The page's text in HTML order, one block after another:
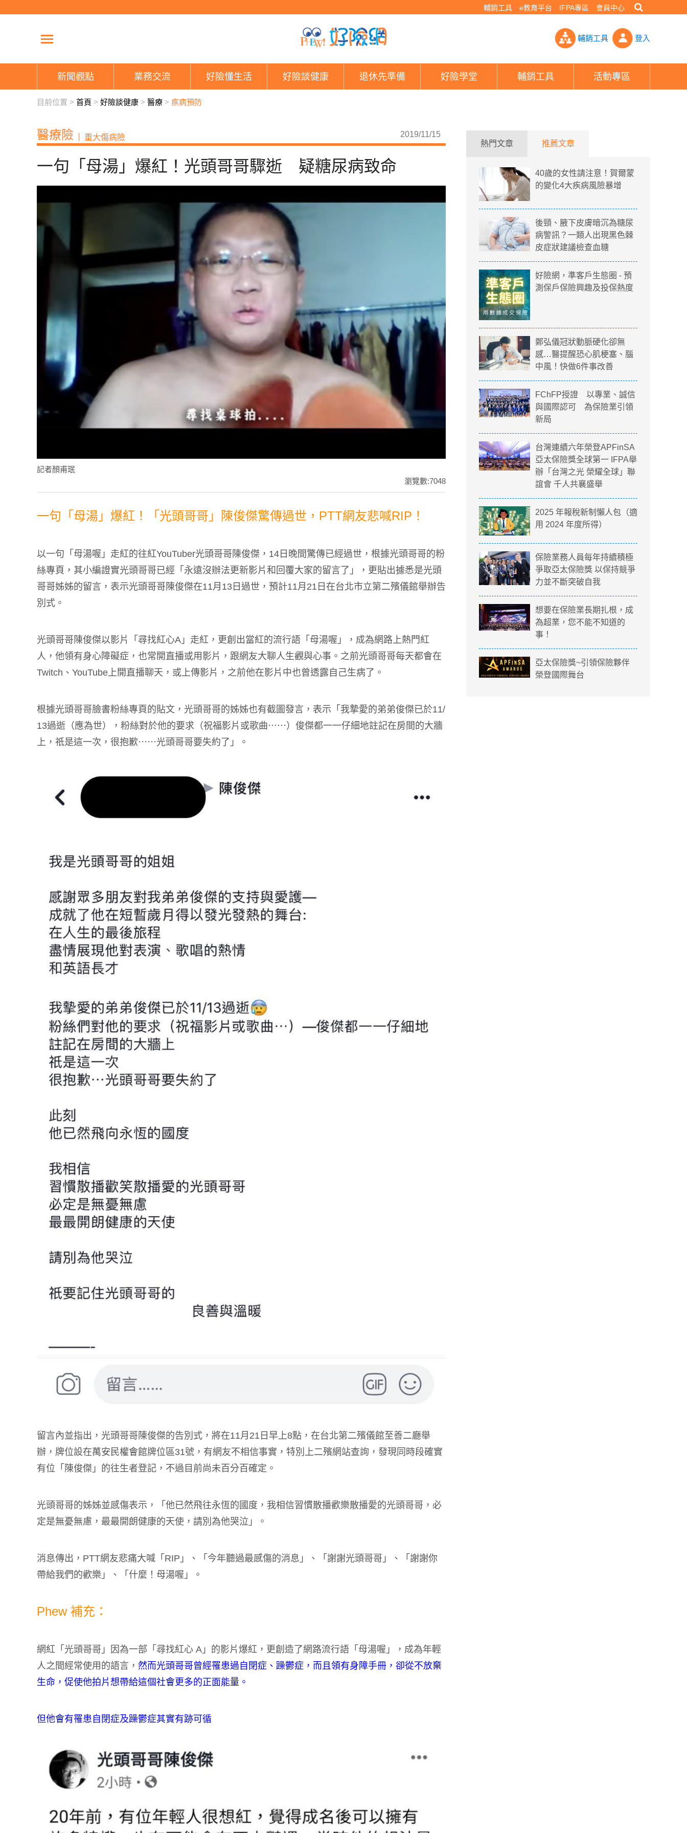
輔銷工具 e教育平台 IFPA專區 會員中心
一句「母湯」爆紅！光頭哥哥驟逝 疑糖尿病致命- PHEW!好險網
輔銷工具 登入
新聞觀點 業務交流 好險懂生活 好險談健康 退休先準備 好險學堂 輔銷工具 活動專區
目前位置 > 首頁 > 好險談健康 > 醫療 > 疾病預防
醫療險 重大傷病險 2019/11/15
一句「母湯」爆紅！光頭哥哥驟逝 疑糖尿病致命
記者顏甫珉
瀏覽數:7048
一句「母湯」爆紅！「光頭哥哥」陳俊傑驚傳過世，PTT網友悲喊RIP！
以一句「母湯喔」走紅的往紅YouTuber光頭哥哥陳俊傑，14日晚間驚傳已經過世，根據光頭哥哥的粉
絲專頁，其小編證實光頭哥哥已經「永遠沒辦法更新影片和回覆大家的留言了」，更貼出據悉是光頭
哥哥姊姊的留言，表示光頭哥哥陳俊傑在11月13日過世，預計11月21日在台北市立第二殯儀館舉辦告
別式。
光頭哥哥陳俊傑以影片「尋找紅心A」走紅，更創出當紅的流行語「母湯喔」，成為網路上熱門紅
人，他領有身心障礙症，也常開直播或用影片，跟網友大聊人生觀與心事。之前光頭哥哥每天都會在
Twitch、YouTube上開直播聊天，或上傳影片，之前他在影片中也曾透露自己生病了。
根據光頭哥哥臉書粉絲專頁的貼文，光頭哥哥的姊姊也有截圖發言，表示「我摯愛的弟弟俊傑已於11/
13過逝（應為世），粉絲對於他的要求（祝福影片或歌曲⋯⋯）俊傑都一一仔細地註記在房間的大牆
上，祇是這一次，很抱歉⋯⋯光頭哥哥要失約了」。
留言內並指出，光頭哥哥陳俊傑的告別式，將在11月21日早上8點，在台北第二殯儀館至善二廳舉
辦，牌位設在萬安民權會館牌位區31號，有網友不相信事實，特別上二殯網站查詢，發現同時段確實
有位「陳俊傑」的往生者登記，不過目前尚未百分百確定。
光頭哥哥的姊姊並感傷表示，「他已然飛往永恆的國度，我相信習慣散播歡樂散播愛的光頭哥哥，必
定是無憂無慮，最最開朗健康的天使，請別為他哭泣」。
消息傳出，PTT網友悲痛大喊「RIP」、「今年聽過最感傷的消息」、「謝謝光頭哥哥」、「謝謝你
帶給我們的歡樂」、「什麼！母湯喔」。
Phew 補充：
網紅「光頭哥哥」因為一部「尋找紅心 A」的影片爆紅，更創造了網路流行語「母湯喔」，成為年輕
人之間經常使用的語言， 然而光頭哥哥曾經罹患過自閉症、躁鬱症，而且領有身障手冊，卻從不放棄
生命，促使他拍片想帶給這個社會更多的正面能量。
但他會有罹患自閉症及躁鬱症其實有跡可循
熱門文章 推薦文章
40歲的女性請注意！賀爾蒙
的變化4大疾病風險暴增
後頸、腋下皮膚暗沉為糖尿
病警訊？一類人出現黑色棘
皮症狀建議檢查血糖
好險網，準客戶生態圈 - 預
測保戶保險興趣及投保熱度
鄭弘儀冠狀動脈硬化卻無
感…醫提醒恐心肌梗塞、腦
中風！快做6件事改善
FChFP授證 以專業、誠信
與國際認可 為保險業引領
新局
台灣連續六年榮登APFinSA
亞太保險獎全球第一 IFPA舉
辦「台灣之光 榮耀全球」聯
誼會 千人共襄盛舉
2025 年報稅新制懶人包（適
用 2024 年度所得）
保險業務人員每年持續積極
爭取亞太保險獎 以保持競爭
力並不斷突破自我
想要在保險業長期扎根，成
為超業，您不能不知道的
事！
亞太保險獎~引領保險夥伴
榮登國際舞台